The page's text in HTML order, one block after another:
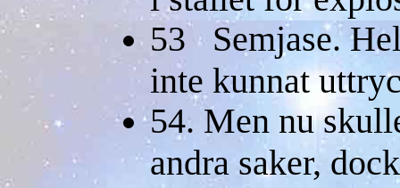
53 Semjase.
inte kunnat
54. Men nu
andra saker,